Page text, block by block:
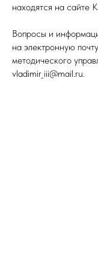
находятся на сайте
Вопросы и
на электронную
методического
vladimir_iii@mail.ru.